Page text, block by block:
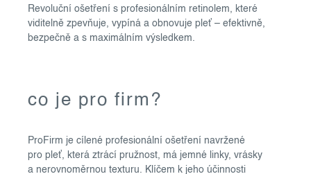
Revoluční ošetření s profesionálním retinolem, které
viditelně zpevňuje, vypíná a obnovuje pleť – efektivně,
bezpečně a s maximálním výsledkem.
co je pro firm?
ProFirm je cílené profesionální ošetření navržené
pro pleť, která ztrácí pružnost, má jemné linky, vrásky
a nerovnoměrnou texturu. Klíčem k jeho účinnosti